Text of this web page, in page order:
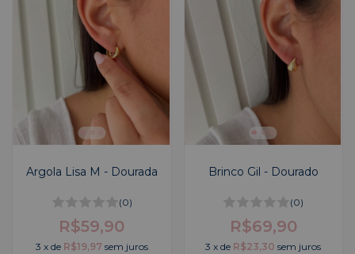
Argola Lisa M - Dourada
(0)
R$59,90
3 x de R$19,97 sem juros
Brinco Gil - Dourado
(0)
R$69,90
3 xde R$23,30 sem juros